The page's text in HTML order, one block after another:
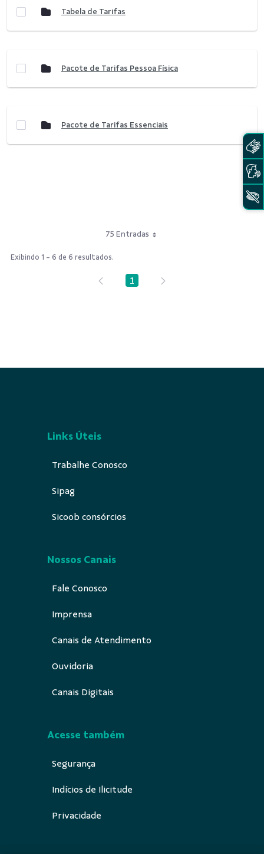
Tabela de Tarifas
Pacote de Tarifas Pessoa Física
Pacote de Tarifas Essenciais
75 Entradas
Exibindo 1 - 6 de 6 resultados.
Página
1
Links Úteis
Trabalhe Conosco
Sipag
Sicoob consórcios
Nossos Canais
Fale Conosco
Imprensa
Canais de Atendimento
Ouvidoria
Canais Digitais
Acesse também
Segurança
Indícios de Ilicitude
Privacidade